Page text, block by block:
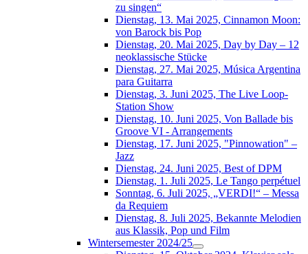
zu singen“
Dienstag, 13. Mai 2025, Cinnamon Moon:
von Barock bis Pop
Dienstag, 20. Mai 2025, Day by Day – 12
neoklassische Stücke
Dienstag, 27. Mai 2025, Música Argentina
para Guitarra
Dienstag, 3. Juni 2025, The Live Loop-
Station Show
Dienstag, 10. Juni 2025, Von Ballade bis
Groove VI - Arrangements
Dienstag, 17. Juni 2025, "Pinnowation" –
Jazz
Dienstag, 24. Juni 2025, Best of DPM
Dienstag, 1. Juli 2025, Le Tango perpétuel
Sonntag, 6. Juli 2025, „VERDI!“ – Messa
da Requiem
Dienstag, 8. Juli 2025, Bekannte Melodien
aus Klassik, Pop und Film
Wintersemester 2024/25